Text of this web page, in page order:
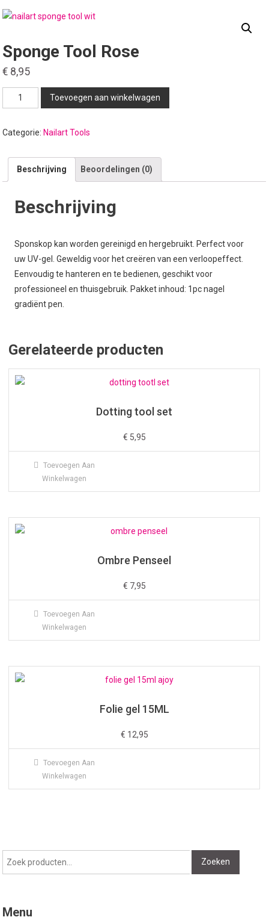
Sponge Tool Rose
€ 8,95
Sponge
tool
aantal
Toevoegen aan winkelwagen
Categorie: Nailart Tools
Beschrijving Beoordelingen (0)
Beschrijving
Sponskop kan worden gereinigd en hergebruikt. Perfect voor
uw UV-gel. Geweldig voor het creëren van een verloopeffect.
Eenvoudig te hanteren en te bedienen, geschikt voor
professioneel en thuisgebruik. Pakket inhoud: 1pc nagel
gradiënt pen.
Gerelateerde producten
Dotting tool set
€ 5,95
Toevoegen Aan
Winkelwagen
Ombre Penseel
€ 7,95
Toevoegen Aan
Winkelwagen
Folie gel 15ML
€ 12,95
Toevoegen Aan
Winkelwagen
Zoeken
naar:
Zoeken
Menu